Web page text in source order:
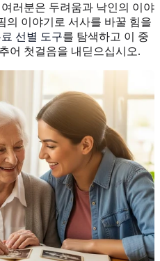
러분은 두려움과 낙인의 이야
의 이야기로 서사를 바꿀 힘을
선별 도구를 탐색하고 이 중
어 첫걸음을 내딛으십시오.